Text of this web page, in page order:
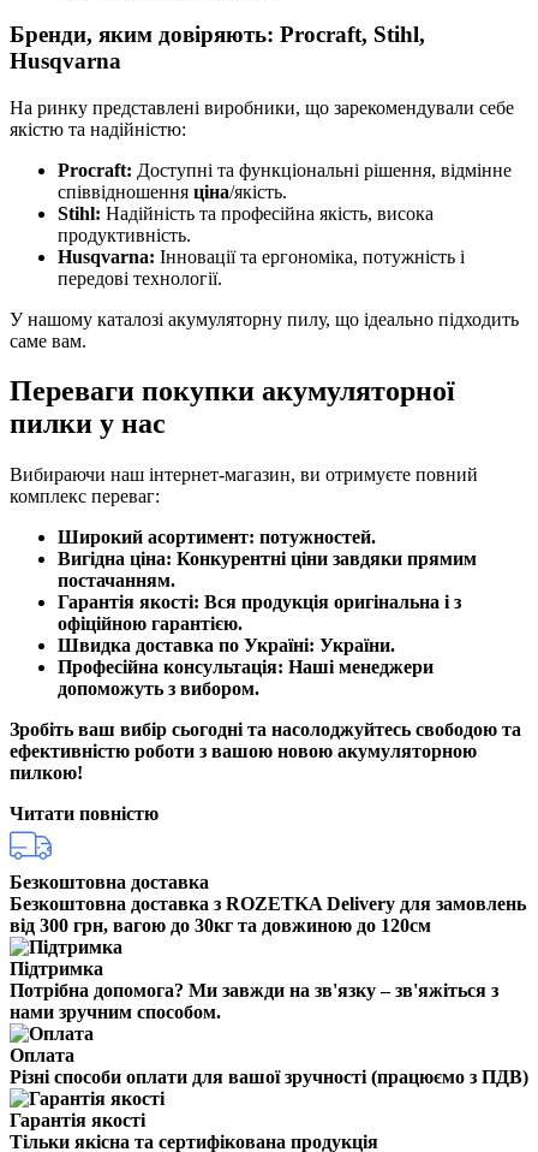
Бренди, яким довіряють: Procraft, Stihl,
Husqvarna
На ринку представлені виробники, що зарекомендували себе
якістю та надійністю:
Procraft: Доступні та функціональні рішення, відмінне
співвідношення ціна/якість.
Stihl: Надійність та професійна якість, висока
продуктивність.
Husqvarna: Інновації та ергономіка, потужність і
передові технології.
У нашому каталозі акумуляторну пилу, що ідеально підходить
саме вам.
Переваги покупки акумуляторної
пилки у нас
Вибираючи наш інтернет-магазин, ви отримуєте повний
комплекс переваг:
Широкий асортимент: потужностей.
Вигідна ціна: Конкурентні ціни завдяки прямим
постачанням.
Гарантія якості: Вся продукція оригінальна і з
офіційною гарантією.
Швидка доставка по Україні: України.
Професійна консультація: Наші менеджери
допоможуть з вибором.
Зробіть ваш вибір сьогодні та насолоджуйтесь свободою та
ефективністю роботи з вашою новою акумуляторною
пилкою!
Читати повністю
Безкоштовна доставка
Безкоштовна доставка з ROZETKA Delivery для замовлень
від 300 грн, вагою до 30кг та довжиною до 120см
Підтримка
Потрібна допомога? Ми завжди на зв'язку – зв'яжіться з
нами зручним способом.
Оплата
Різні способи оплати для вашої зручності (працюємо з ПДВ)
Гарантія якості
Тільки якісна та сертифікована продукція